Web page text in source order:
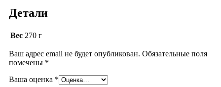
Детали
Вес 270 г
Ваш адрес email не будет опубликован. Обязательные поля
помечены *
Ваша оценка *